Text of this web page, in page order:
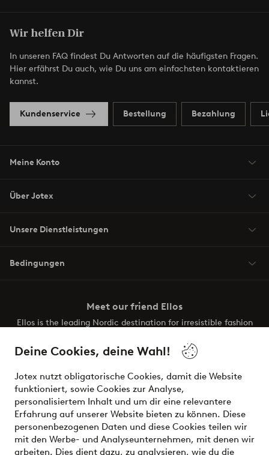
Deine Cookies, deine Wahl!
Jotex nutzt obligatorische Cookies, damit die Website
funktioniert, sowie Cookies zur Analyse,
personalisiertem Inhalt und um dir eine relevantere
Erfahrung auf unserer Website bieten zu können. Diese
personenbezogenen Daten und diese Cookies teilen wir
mit den Werbe- und Analyseunternehmen, mit denen wir
arbeiten. Dies dient dazu, zu analysieren, wie du die
Wir helfen Dir
In unseren FAQ findest Du Antworten auf die häufigsten Fragen.
Hier erfährst Du auch, wie Du uns am einfachsten kontaktieren
kannst.
Kundenservice Bestellung Bezahlung
Meine Konto
Über Jotex
Unsere Dienstleistungen
Bedingungen
Meet our friend Ellos
Ellos is the leading Nordic destination for irresistible fashion
the latest trends, curated to make finding your next look
effortless. It’s all here.
Visit Ellos
Sichere Zahlungen - Jetzt bezahlen oder aufteilen